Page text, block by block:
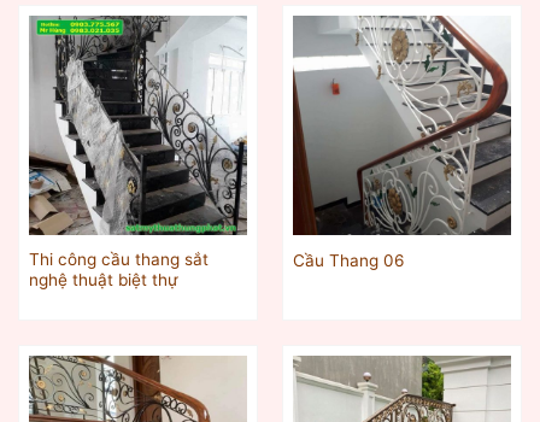
Thi công cầu thang sắt
nghệ thuật biệt thự
Cầu Thang 06